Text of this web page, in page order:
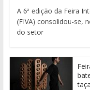
A 6ª edição da Feira
(FIVA) consolidou-se,
do setor